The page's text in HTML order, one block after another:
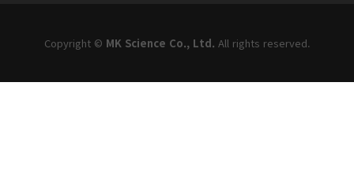
Copyright © MK Science Co., Ltd. All rights reserved.